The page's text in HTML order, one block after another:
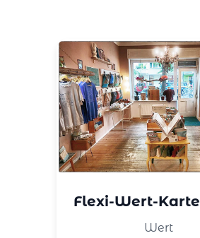
Flexi-Wert-Karte
Wert